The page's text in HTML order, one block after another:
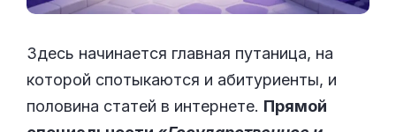
Здесь начинается главная путаница, на
которой спотыкаются и абитуриенты, и
половина статей в интернете. Прямой